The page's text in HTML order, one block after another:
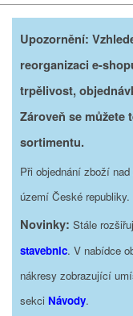
Upozornění:
reorganizaci e-
trpělivost,
Zároveň se můžete
sortimentu.
Při objednání zboží
území České republiky.
Novinky: Stále
stavebnic. V nabídce
nákresy zobrazující
sekci Návody.